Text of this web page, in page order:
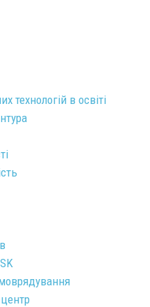
технологій в освіті